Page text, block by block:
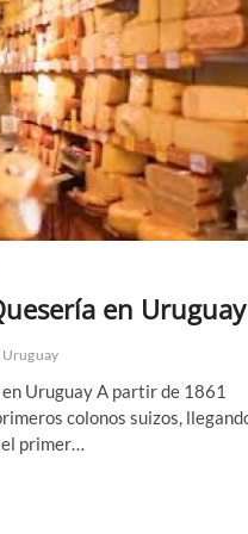
en Uruguay
Uruguay
Uruguay A partir de 1861
colonos suizos,
el primer…